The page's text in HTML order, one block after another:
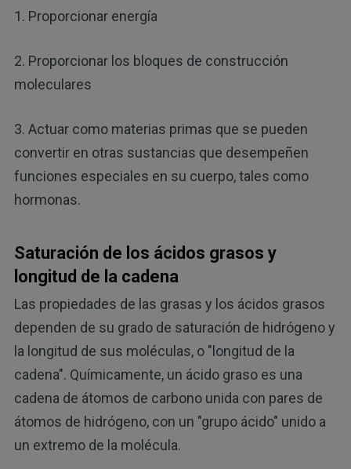
1. Proporcionar energía
2. Proporcionar los bloques de construcción
moleculares
3. Actuar como materias primas que se pueden
convertir en otras sustancias que desempeñen
funciones especiales en su cuerpo, tales como
hormonas.
Saturación de los ácidos grasos y
longitud de la cadena
Las propiedades de las grasas y los ácidos grasos
dependen de su grado de saturación de hidrógeno y
la longitud de sus moléculas, o "longitud de la
cadena". Químicamente, un ácido graso es una
cadena de átomos de carbono unida con pares de
átomos de hidrógeno, con un "grupo ácido" unido a
un extremo de la molécula.